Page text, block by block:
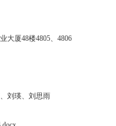
有限公司
大厦48楼4805、4806
刘瑛、刘思雨